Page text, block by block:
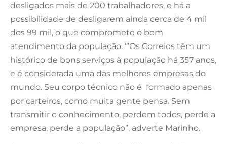
desligados mais de 200 trabalhadores, e há a
possibilidade de desligarem ainda cerca de 4 mil
dos 99 mil, o que compromete o bom
atendimento da população. ‘”Os Correios têm um
histórico de bons serviços à população há 357 anos,
e é considerada uma das melhores empresas do
mundo. Seu corpo técnico não é formado apenas
por carteiros, como muita gente pensa. Sem
transmitir o conhecimento, perdem todos, perde a
empresa, perde a população”, adverte Marinho.